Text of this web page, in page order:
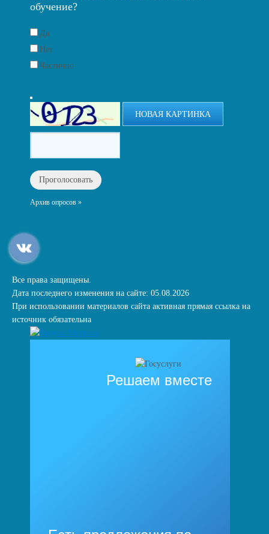
обучение?
Да
Нет
Частично
НОВАЯ КАРТИНКА
Архив опросов »
Все права защищены.
Дата последнего изменения на сайте: 05.08.2026
При использовании материалов сайта активная прямая ссылка на
источник обязательна
Решаем вместе